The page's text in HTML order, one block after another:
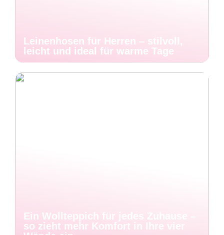
Leinenhosen für Herren – stilvoll,
leicht und ideal für warme Tage
Ein Wollteppich für jedes Zuhause –
so zieht mehr Komfort in Ihre vier